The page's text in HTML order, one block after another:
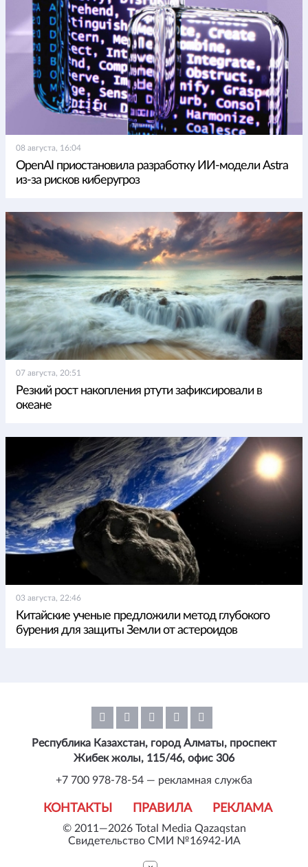
08 августа, 16:04
OpenAI приостановила разработку ИИ-модели Astra
из-за рисков киберугроз
07 августа, 20:51
Резкий рост накопления ртути зафиксировали в
океане
03 августа, 22:46
Китайские ученые предложили метод глубокого
бурения для защиты Земли от астероидов
© 2011—2026 Total Media Qazaqstan
Свидетельство СМИ №16942-ИА
КОНТАКТЫ ПРАВИЛА РЕКЛАМА
Республика Казахстан, город Алматы, проспект
Жибек жолы, 115/46, офис 306
+7 700 978-78-54 — рекламная служба